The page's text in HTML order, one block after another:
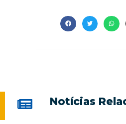
Notícias